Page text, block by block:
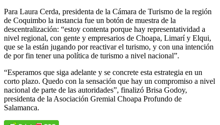
Para Laura Cerda, presidenta de la Cámara de Turismo de la región
de Coquimbo la instancia fue un botón de muestra de la
descentralización: “estoy contenta porque hay representatividad a
nivel regional, con gente y empresarios de Choapa, Limarí y Elqui,
que se la están jugando por reactivar el turismo, y con una intención
de por fin tener una política de turismo a nivel nacional”.
“Esperamos que siga adelante y se concrete esta estrategia en un
corto plazo. Quedo con la sensación que hay un compromiso a nivel
nacional de parte de las autoridades”, finalizó Brisa Godoy,
presidenta de la Asociación Gremial Choapa Profundo de
Salamanca.